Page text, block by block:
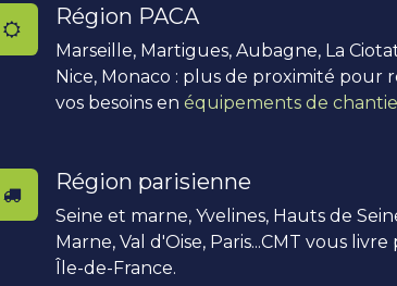
Région PACA
Marseille, Martigues, Aubagne, La
Nice, Monaco : plus de proximité pour
vos besoins en équipements de
Région parisienne
Seine et marne, Yvelines, Hauts de
Marne, Val d'Oise, Paris...CMT vous
Île-de-France.